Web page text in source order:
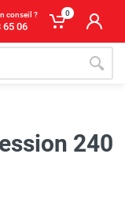
conseil ?
65 06
0
240